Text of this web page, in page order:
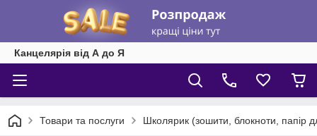
Канцелярія від А до Я
Товари та послуги Школярик (зошити, блокноти, папір